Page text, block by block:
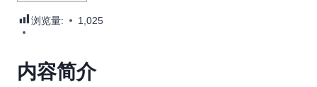
浏览量: 1,025
内容简介